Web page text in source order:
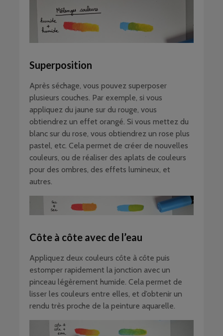
Superposition
Après séchage, vous pouvez superposer
plusieurs couches. Par exemple, si vous
appliquez du jaune sur du rouge, vous
obtiendrez un effet orangé. Si vous mettez du
blanc sur du rose, vous obtiendrez un rose plus
pastel, etc. Cela permet de créer de nouvelles
couleurs, ou de réaliser des aplats de couleurs
pour des ombres, des effets lumineux, et
autres.
Côte à côte avec de l’eau
Appliquez deux couleurs côte à côte puis
estomper rapidement la jonction avec un
pinceau légèrement humide. Cela permet de
lisser les couleurs entre elles, et d’obtenir un
rendu très proche de la peinture aquarelle.